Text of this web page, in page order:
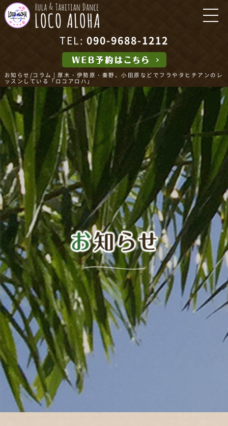
TEL: 090-9688-1212
お知らせ/コラム | 厚木・伊勢原・秦野、小田原などでフラやタヒチアンのレ
ッスンしている「ロコアロハ」